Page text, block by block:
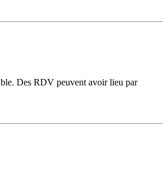
Des RDV peuvent avoir lieu par